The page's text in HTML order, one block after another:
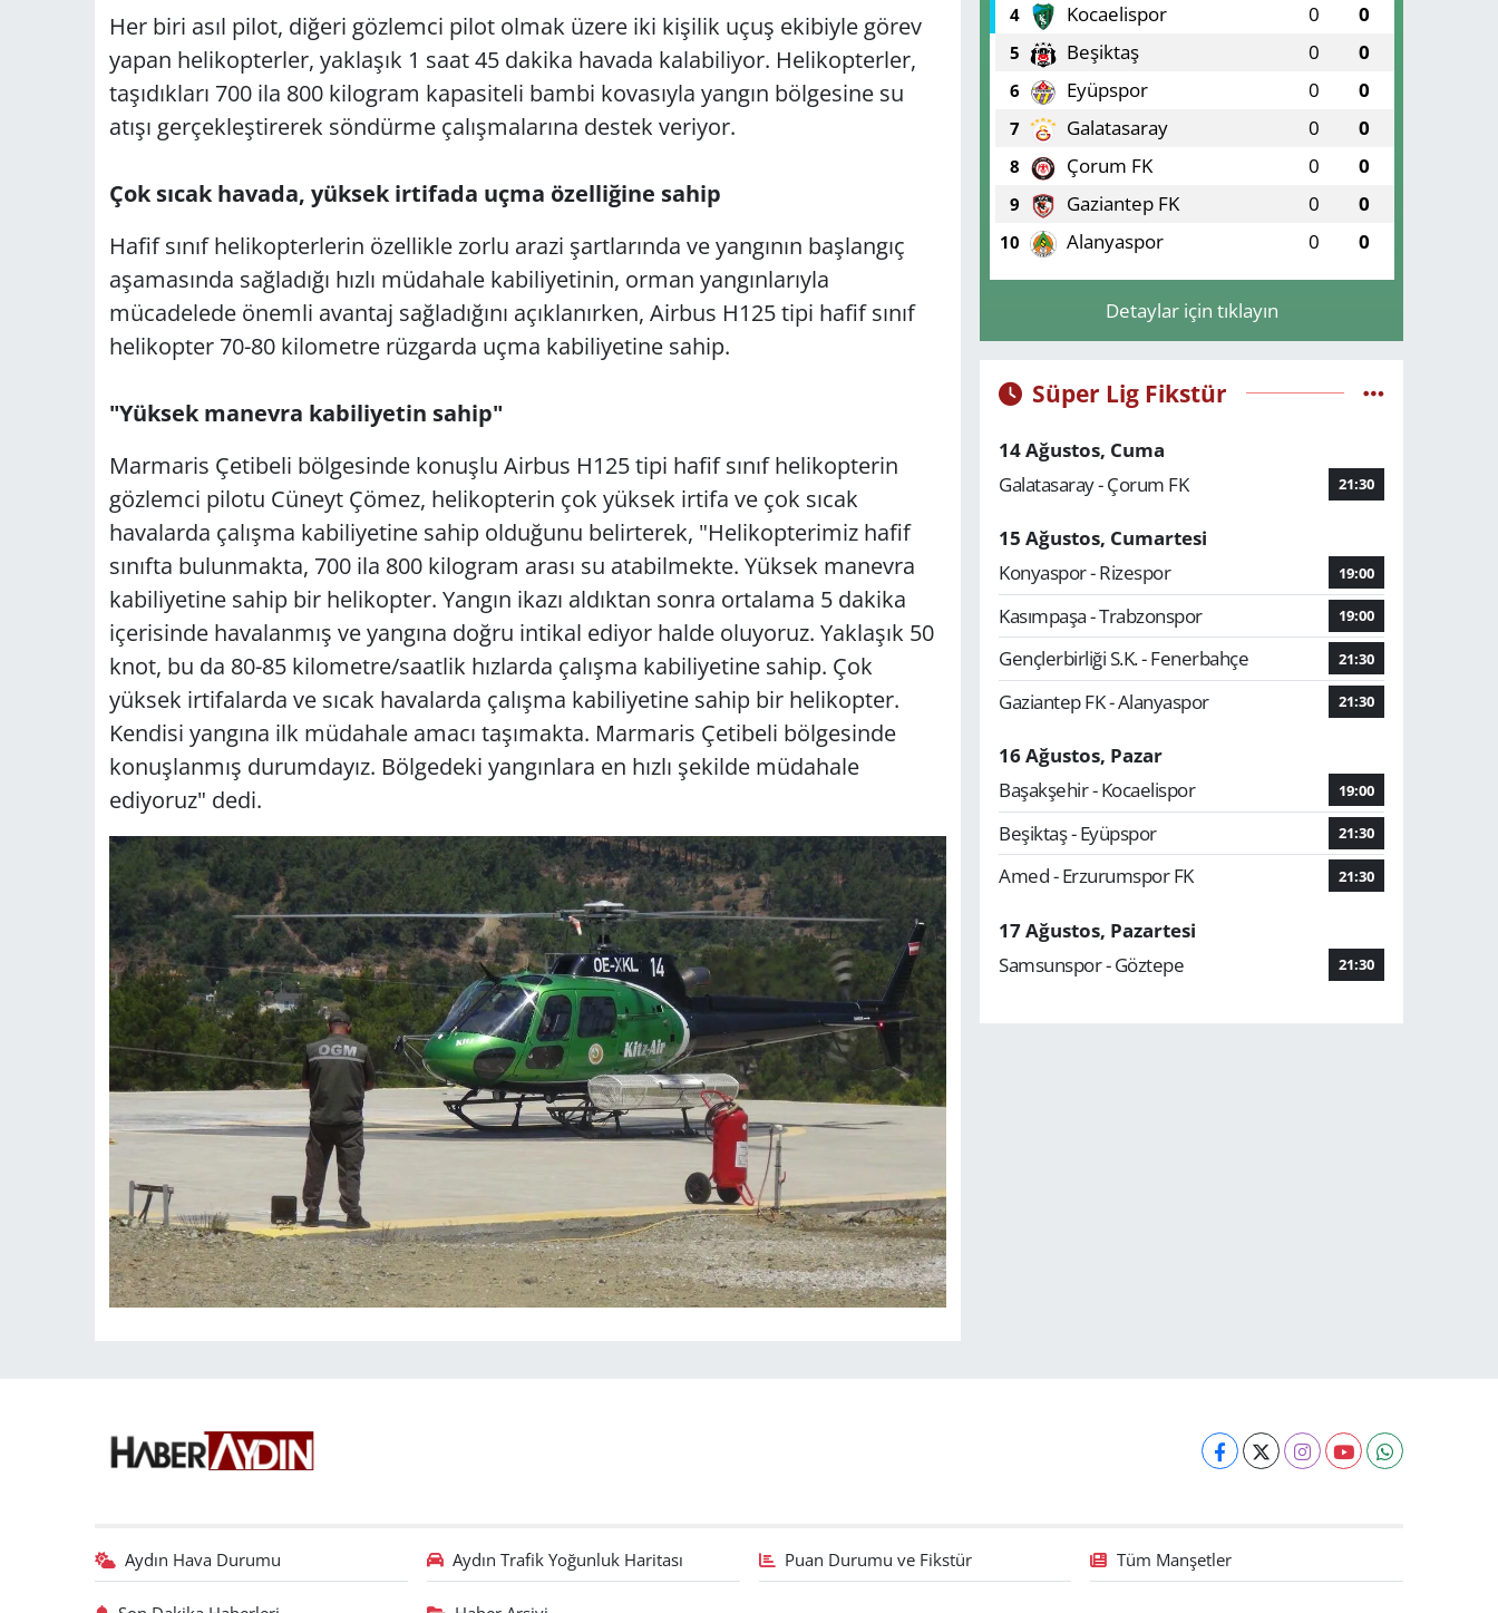
Her biri asıl pilot, diğeri gözlemci pilot olmak üzere iki kişilik uçuş ekibiyle görev
yapan helikopterler, yaklaşık 1 saat 45 dakika havada kalabiliyor. Helikopterler,
taşıdıkları 700 ila 800 kilogram kapasiteli bambi kovasıyla yangın bölgesine su
atışı gerçekleştirerek söndürme çalışmalarına destek veriyor.
Çok sıcak havada, yüksek irtifada uçma özelliğine sahip
Hafif sınıf helikopterlerin özellikle zorlu arazi şartlarında ve yangının başlangıç
aşamasında sağladığı hızlı müdahale kabiliyetinin, orman yangınlarıyla
mücadelede önemli avantaj sağladığını açıklanırken, Airbus H125 tipi hafif sınıf
helikopter 70-80 kilometre rüzgarda uçma kabiliyetine sahip.
"Yüksek manevra kabiliyetin sahip"
Marmaris Çetibeli bölgesinde konuşlu Airbus H125 tipi hafif sınıf helikopterin
gözlemci pilotu Cüneyt Çömez, helikopterin çok yüksek irtifa ve çok sıcak
havalarda çalışma kabiliyetine sahip olduğunu belirterek, "Helikopterimiz hafif
sınıfta bulunmakta, 700 ila 800 kilogram arası su atabilmekte. Yüksek manevra
kabiliyetine sahip bir helikopter. Yangın ikazı aldıktan sonra ortalama 5 dakika
içerisinde havalanmış ve yangına doğru intikal ediyor halde oluyoruz. Yaklaşık 50
knot, bu da 80-85 kilometre/saatlik hızlarda çalışma kabiliyetine sahip. Çok
yüksek irtifalarda ve sıcak havalarda çalışma kabiliyetine sahip bir helikopter.
Kendisi yangına ilk müdahale amacı taşımakta. Marmaris Çetibeli bölgesinde
konuşlanmış durumdayız. Bölgedeki yangınlara en hızlı şekilde müdahale
ediyoruz" dedi.
4 Kocaelispor 0 0
5 Beşiktaş 0 0
6 Eyüpspor 0 0
7 Galatasaray 0 0
8 Çorum FK 0 0
9 Gaziantep FK 0 0
10 Alanyaspor 0 0
Detaylar için tıklayın
Süper Lig Fikstür
14 Ağustos, Cuma
Galatasaray - Çorum FK
21:30
15 Ağustos, Cumartesi
Konyaspor - Rizespor
19:00
Kasımpaşa - Trabzonspor 19:00
Gençlerbirliği S.K. - Fenerbahçe 21:30
Gaziantep FK - Alanyaspor 21:30
16 Ağustos, Pazar
Başakşehir - Kocaelispor
19:00
Beşiktaş - Eyüpspor 21:30
Amed - Erzurumspor FK 21:30
17 Ağustos, Pazartesi
Samsunspor - Göztepe
21:30
Aydın Hava Durumu Aydın Trafik Yoğunluk Haritası Puan Durumu ve Fikstür Tüm Manşetler